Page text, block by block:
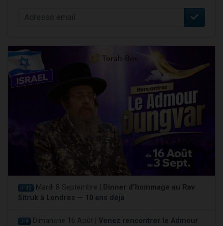
J-32 Mardi 8 Septembre |
Dinner d'hommage au Rav
Sitruk à Londres — 10 ans déjà
J-9 Dimanche 16 Août | Venez rencontrer le Admour